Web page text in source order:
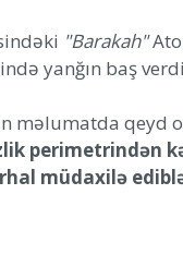
"Barakah"
yanğın baş
məlumatda qeyd
perimetrindən
müdaxilə